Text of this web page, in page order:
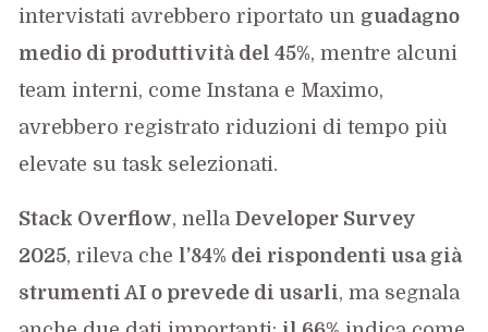
intervistati avrebbero riportato un guadagno
medio di produttività del 45%, mentre alcuni
team interni, come Instana e Maximo,
avrebbero registrato riduzioni di tempo più
elevate su task selezionati.
Stack Overflow, nellaDeveloper Survey
2025, rileva che l’84% dei rispondenti usa già
strumenti AI o prevede di usarli, ma segnala